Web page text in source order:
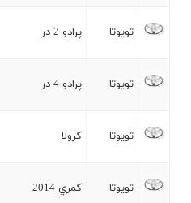
تويوتا پرادو 2 در
تويوتا پرادو 4 در
تويوتا کرولا
تويوتا کمري 2014